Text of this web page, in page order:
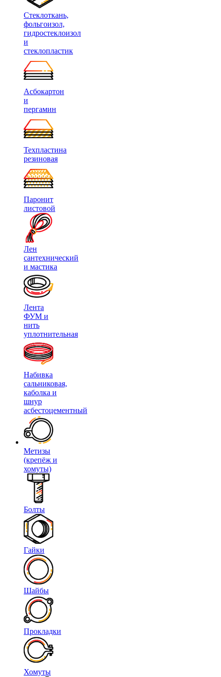
Стеклоткань,
фольгоизол,
гидростеклоизол
и
стеклопластик
Асбокартон
и
пергамин
Техпластина
резиновая
Паронит
листовой
Лен
сантехнический
и мастика
Лента
ФУМ и
нить
уплотнительная
Набивка
сальниковая,
каболка и
шнур
асбестоцементный
Метизы
(крепёж и
хомуты)
Болты
Гайки
Шайбы
Прокладки
Хомуты